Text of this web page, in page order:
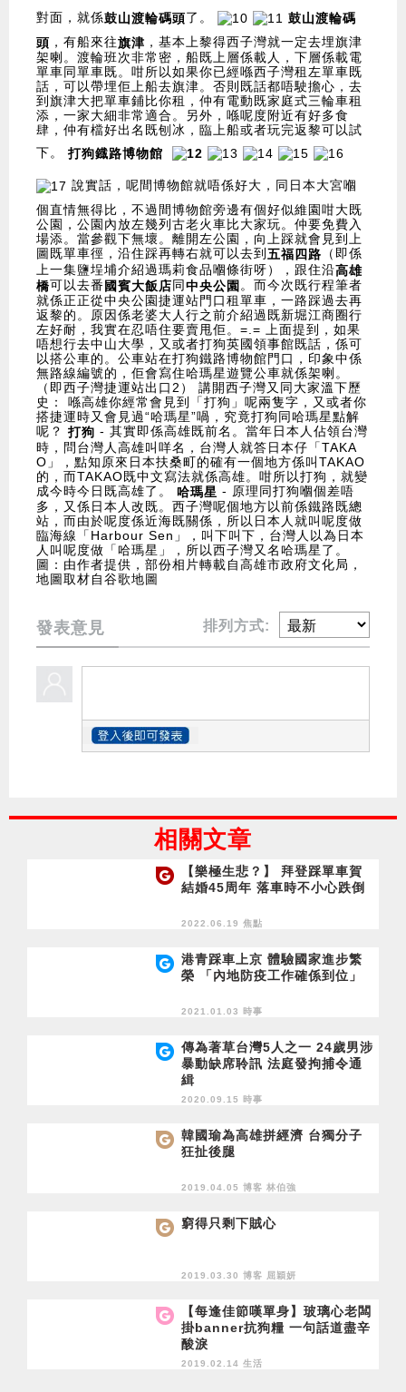
對面，就係鼓山渡輪碼頭了。
鼓山渡輪碼
頭 ，有船來往旗津 ，基本上黎得西子灣就一定去埋旗津
架喇。渡輪班次非常密，船既上層係載人，下層係載電
單車同單車既。咁所以如果你已經喺西子灣租左單車既
話，可以帶埋佢上船去旗津。否則既話都唔駛擔心，去
到旗津大把單車鋪比你租，仲有電動既家庭式三輪車租
添，一家大細非常適合。另外，喺呢度附近有好多食
肆，仲有檔好出名既刨冰，臨上船或者玩完返黎可以試
下。 打狗鐡路博物館
說實話，呢間博物館就唔係好大，同日本大宮嗰
個直情無得比，不過間博物館旁邊有個好似維園咁大既
公園，公園內放左幾列古老火車比大家玩。仲要免費入
場添。當參觀下無壞。離開左公園，向上踩就會見到上
圖既單車徑，沿住踩再轉右就可以去到 五福四路 （即係
上一集鹽埕埔介紹過瑪莉食品嗰條街呀），跟住沿高雄
橋可以去番 國賓大飯店同中央公園 。而今次既行程筆者
就係正正從中央公園捷運站門口租單車，一路踩過去再
返黎的。原因係老婆大人行之前介紹過既新堀江商圈行
左好耐，我實在忍唔住要賣甩佢。=.= 上面提到，如果
唔想行去中山大學，又或者打狗英國領事館既話，係可
以搭公車的。公車站在打狗鐵路博物館門口，印象中係
無路線編號的，佢會寫住哈瑪星遊覽公車就係架喇。
（即西子灣捷運站出口2） 講開西子灣又同大家溫下歷
史： 喺高雄你經常會見到「打狗」呢兩隻字，又或者你
搭捷運時又會見過“哈瑪星”喎，究竟打狗同哈瑪星點解
呢？ 打狗 - 其實即係高雄既前名。當年日本人佔領台灣
時，問台灣人高雄叫咩名，台灣人就答日本仔「TAKA
O」，點知原來日本扶桑町的確有一個地方係叫TAKAO
的，而TAKAO既中文寫法就係高雄。咁所以打狗，就變
成今時今日既高雄了。 哈瑪星 - 原理同打狗嗰個差唔
多，又係日本人改既。西子灣呢個地方以前係鐵路既總
站，而由於呢度係近海既關係，所以日本人就叫呢度做
臨海線「Harbour Sen」，叫下叫下，台灣人以為日本
人叫呢度做「哈瑪星」，所以西子灣又名哈瑪星了。
圖：由作者提供，部份相片轉載自高雄市政府文化局，
地圖取材自谷歌地圖
發表意見 排列方式:
相關文章
【樂極生悲？】 拜登踩單車賀
結婚45周年 落車時不小心跌倒
2022.06.19 焦點
港青踩車上京 體驗國家進步繁
榮 「內地防疫工作確係到位」
2021.01.03 時事
傳為著草台灣5人之一 24歲男涉
暴動缺席聆訊 法庭發拘捕令通
緝
2020.09.15 時事
韓國瑜為高雄拼經濟 台獨分子
狂扯後腿
2019.04.05 博客 林伯強
窮得只剩下賊心
2019.03.30 博客 屈穎妍
【每逢佳節嘆單身】玻璃心老闆
掛banner抗狗糧 一句話道盡辛
酸淚
2019.02.14 生活